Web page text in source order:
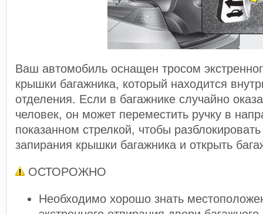
Ваш автомобиль оснащен тросом
крышки багажника, который находится
отделения. Если в багажнике случайно
человек, он может переместить ручку в
показанном стрелкой, чтобы
запирания крышки багажника и открыть
ОСТОРОЖНО
Необходимо хорошо знать